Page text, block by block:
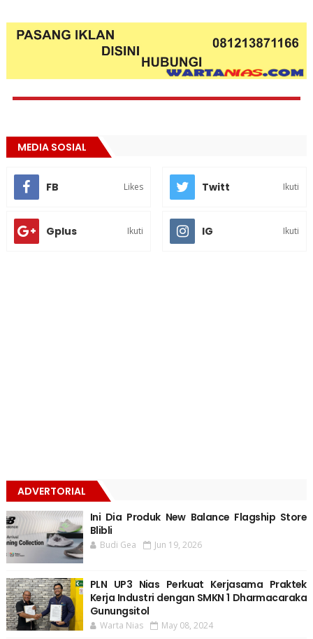
MEDIA SOSIAL
FB Likes Twitt Ikuti
Gplus Ikuti IG Ikuti
ADVERTORIAL
Ini Dia Produk New Balance Flagship Store
Blibli
Budi Gea Jun 19, 2026
PLN UP3 Nias Perkuat Kerjasama Praktek
Kerja Industri dengan SMKN 1 Dharmacaraka
Gunungsitol
Warta Nias May 08, 2024